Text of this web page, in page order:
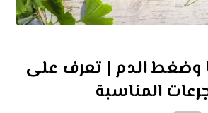
وضغط الدم | تعرف على
المناسبة